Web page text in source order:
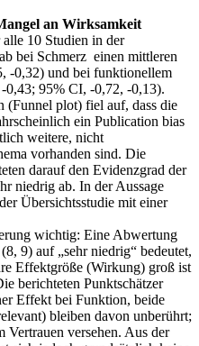
an Wirksamkeit
10 Studien in der
bei Schmerz einen mittleren
-0,32) und bei funktionellem
0,43; 95% CI, -0,72, -0,13).
(Funnel plot) fiel auf, dass die
ein Publication bias
weitere, nicht
vorhanden sind. Die
darauf den Evidenzgrad der
niedrig ab. In der Aussage
Übersichtsstudie mit einer
wichtig: Eine Abwertung
9) auf „sehr niedrig“ bedeutet,
Effektgröße (Wirkung) groß ist
berichteten Punktschätzer
Effekt bei Funktion, beide
bleiben davon unberührt;
versehen. Aus der